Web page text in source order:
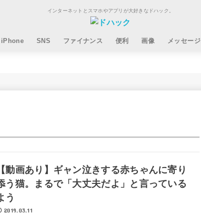
インターネットとスマホやアプリが大好きなドハック。
iPhone SNS ファイナンス 便利 画像 メッセージ
動画あり】ギャン泣きする赤ちゃんに寄り
う猫。まるで「大丈夫だよ」と言っている
う
2019.03.11